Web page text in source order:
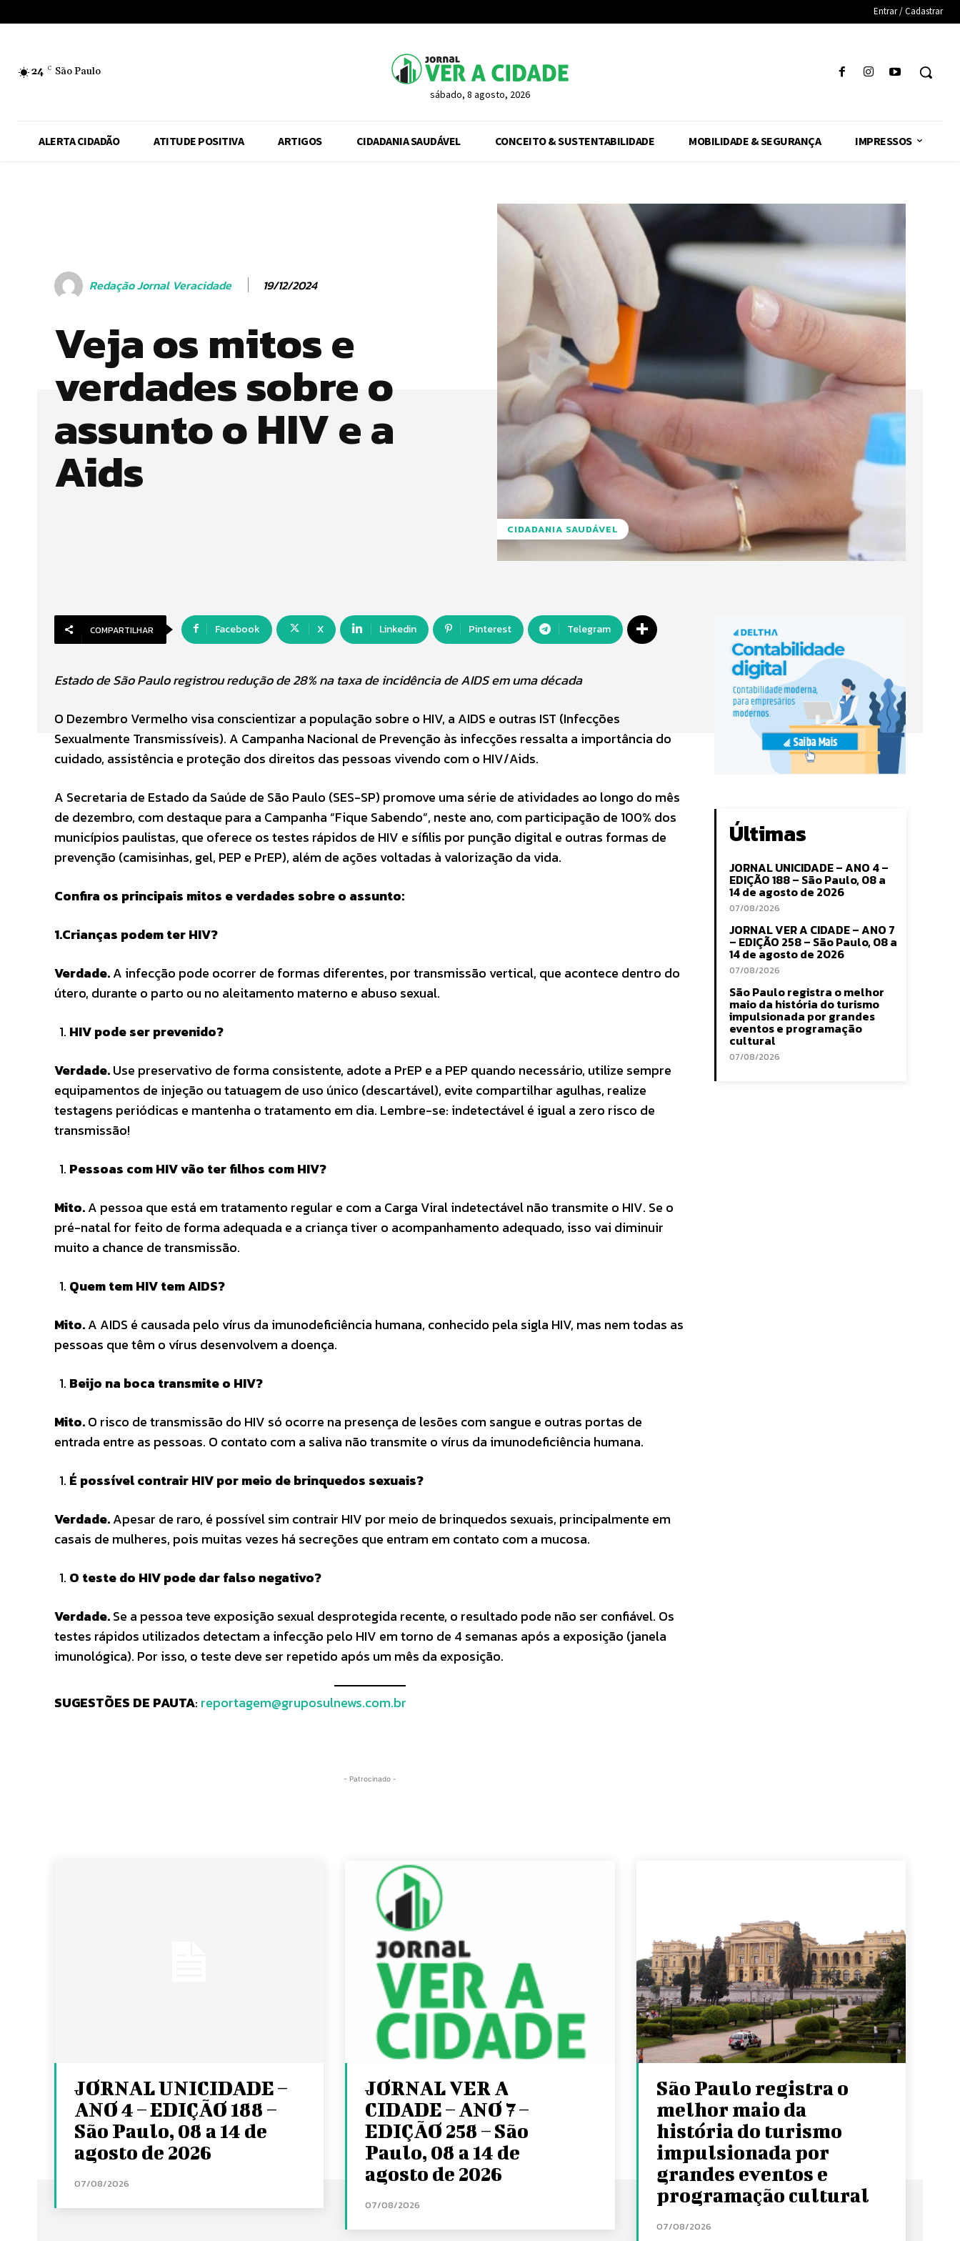
Entrar / Cadastrar
24 C São Paulo
sábado, 8 agosto, 2026
ALERTA CIDADÃO ATITUDE POSITIVA ARTIGOS CIDADANIA SAUDÁVEL CONCEITO & SUSTENTABILIDADE MOBILIDADE & SEGURANÇA IMPRESSOS
Redação Jornal Veracidade 19/12/2024
Veja os mitos e
verdades sobre o
assunto o HIV e a
Aids
CIDADANIA SAUDÁVEL
COMPARTILHAR Facebook X Linkedin Pinterest Telegram
Estado de São Paulo registrou redução de 28% na taxa de incidência de AIDS em uma década
O Dezembro Vermelho visa conscientizar a população sobre o HIV, a AIDS e outras IST (Infecções
Sexualmente Transmissíveis). A Campanha Nacional de Prevenção às infecções ressalta a importância do
cuidado, assistência e proteção dos direitos das pessoas vivendo com o HIV/Aids.
A Secretaria de Estado da Saúde de São Paulo (SES-SP) promove uma série de atividades ao longo do mês
de dezembro, com destaque para a Campanha “Fique Sabendo”, neste ano, com participação de 100% dos
municípios paulistas, que oferece os testes rápidos de HIV e sífilis por punção digital e outras formas de
prevenção (camisinhas, gel, PEP e PrEP), além de ações voltadas à valorização da vida.
Confira os principais mitos e verdades sobre o assunto:
1.Crianças podem ter HIV?
Verdade.A infecção pode ocorrer de formas diferentes, por transmissão vertical, que acontece dentro do
útero, durante o parto ou no aleitamento materno e abuso sexual.
HIV pode ser prevenido?
Verdade.Use preservativo de forma consistente, adote a PrEP e a PEP quando necessário, utilize sempre
equipamentos de injeção ou tatuagem de uso único (descartável), evite compartilhar agulhas, realize
testagens periódicas e mantenha o tratamento em dia. Lembre-se: indetectável é igual a zero risco de
transmissão!
Pessoas com HIV vão ter filhos com HIV?
Mito.A pessoa que está em tratamento regular e com a Carga Viral indetectável não transmite o HIV. Se o
pré-natal for feito de forma adequada e a criança tiver o acompanhamento adequado, isso vai diminuir
muito a chance de transmissão.
Quem tem HIV tem AIDS?
Mito.A AIDS é causada pelo vírus da imunodeficiência humana, conhecido pela sigla HIV, mas nem todas as
pessoas que têm o vírus desenvolvem a doença.
Beijo na boca transmite o HIV?
Mito.O risco de transmissão do HIV só ocorre na presença de lesões com sangue e outras portas de
entrada entre as pessoas. O contato com a saliva não transmite o vírus da imunodeficiência humana.
É possível contrair HIV por meio de brinquedos sexuais?
Verdade.Apesar de raro, é possível sim contrair HIV por meio de brinquedos sexuais, principalmente em
casais de mulheres, pois muitas vezes há secreções que entram em contato com a mucosa.
O teste do HIV pode dar falso negativo?
Verdade.Se a pessoa teve exposição sexual desprotegida recente, o resultado pode não ser confiável. Os
testes rápidos utilizados detectam a infecção pelo HIV em torno de 4 semanas após a exposição (janela
imunológica). Por isso, o teste deve ser repetido após um mês da exposição.
SUGESTÕES DE PAUTA: reportagem@gruposulnews.com.br
- Patrocinado -
Últimas
JORNAL UNICIDADE – ANO 4 –
EDIÇÃO 188 – São Paulo, 08 a
14 de agosto de 2026
07/08/2026
JORNAL VER A CIDADE – ANO 7
– EDIÇÃO 258 – São Paulo, 08 a
14 de agosto de 2026
07/08/2026
São Paulo registra o melhor
maio da história do turismo
impulsionada por grandes
eventos e programação
cultural
07/08/2026
JORNAL UNICIDADE –
ANO 4 – EDIÇÃO 188 –
São Paulo, 08 a 14 de
agosto de 2026
07/08/2026
JORNAL VER A
CIDADE – ANO 7 –
EDIÇÃO 258 – São
Paulo, 08 a 14 de
agosto de 2026
07/08/2026
São Paulo registra o
melhor maio da
história do turismo
impulsionada por
grandes eventos e
programação cultural
07/08/2026